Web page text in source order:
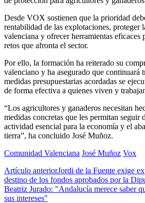
Desde VOX sostienen que la prioridad
rentabilidad de las explotaciones, proteger
valenciana y ofrecer herramientas eficaces
retos que afronta el sector.
Por ello, la formación ha reiterado su
valenciano y ha asegurado que continuará
medidas presupuestarias acordadas se
de forma efectiva a quienes viven y
“Los agricultores y ganaderos necesitan
medidas concretas que les permitan seguir
actividad esencial para la economía y el
tierra”, ha concluido José Muñoz.
Comunidad Valenciana José Muñoz Vox
Artículo anteriorJordi de la Fuente exige
destino de los fondos aprobados por la
Beatriz Jurado: "Andalucía merece saber
sus intereses"